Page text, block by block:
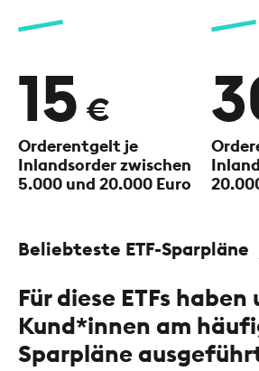
15 €
Orderentgelt je
Inlandsorderzwischen
5.000 und 20.000 Euro
Beliebteste ETF-Sparpläne
Für diese ETFs haben
Kund*innen am
Sparpläne